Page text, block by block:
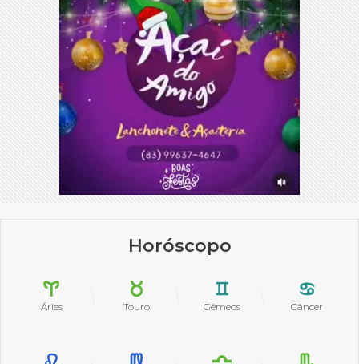
Horóscopo
Áries Touro Gêmeos Câncer